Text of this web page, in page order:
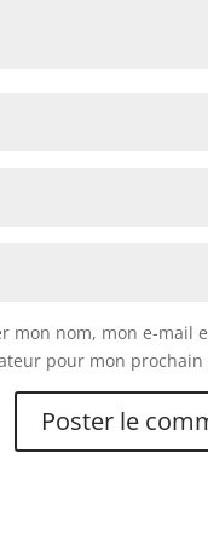
mon nom, mon e-mail
pour mon prochain